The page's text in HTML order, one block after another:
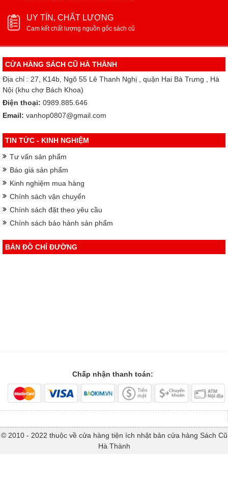
UY TÍN, CHẤT LƯỢNG
Cam kết chất lượng nguồn gốc sách cũ
CỬA HÀNG SÁCH CŨ HÀ THÀNH
Địa chỉ : 27, K14b, Ngõ 55 Lê Thanh Nghị , quận Hai Bà Trưng , Hà
Nội (khu chợ Bách Khoa)
Điện thoại: 0989.885.646
Email: vanhop0807@gmail.com
TIN TỨC - KINH NGHIỆM
Tư vấn sản phẩm
Báo giá sản phẩm
Kinh nghiệm mua hàng
Chính sách vận chuyển
Chính sách đặt theo yêu cầu
Chính sách bảo hành sản phẩm
BẢN ĐỒ CHỈ ĐƯỜNG
Chấp nhận thanh toán:
© 2010 - 2022 thuộc về cửa hàng tiện ích nhật bản cửa hàng Sách Cũ
Hà Thành